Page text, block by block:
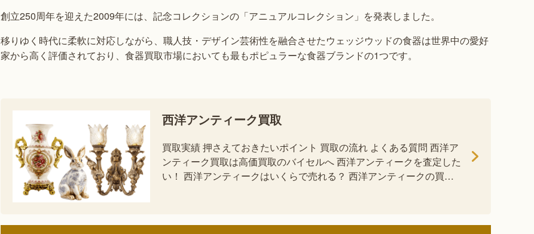
創立250周年を迎えた2009年には、記念コレクションの「アニュアルコレクション」を発表しました。
移りゆく時代に柔軟に対応しながら、職人技・デザイン芸術性を融合させたウェッジウッドの食器は世界中の愛好
家から高く評価されており、食器買取市場においても最もポピュラーな食器ブランドの1つです。
西洋アンティーク買取
買取実績 押さえておきたいポイント 買取の流れ よくある質問 西洋ア
ンティーク買取は高価買取のバイセルへ 西洋アンティークを査定した
い！ 西洋アンティークはいくらで売れる？ 西洋アンティークの買取